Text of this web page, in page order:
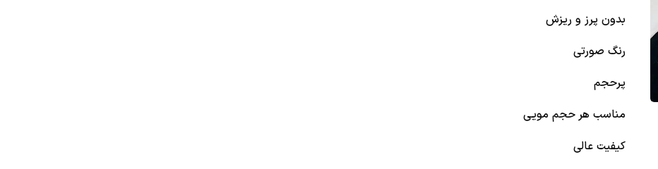
بدون پرز و ریزش
رنگ صورتی
پرحجم
مناسب هر حجم مویی
کیفیت عالی